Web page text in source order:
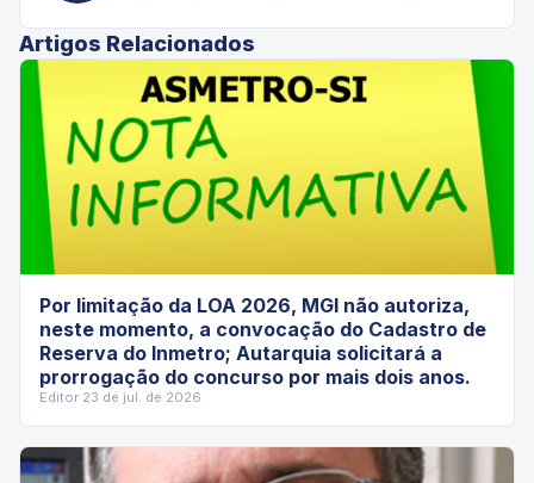
Artigos Relacionados
Por limitação da LOA 2026, MGI não autoriza,
neste momento, a convocação do Cadastro de
Reserva do Inmetro; Autarquia solicitará a
prorrogação do concurso por mais dois anos.
Editor·23 de jul. de 2026